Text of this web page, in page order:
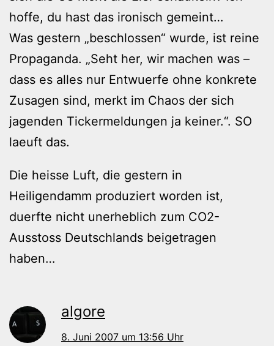
hoffe, du hast das ironisch gemeint…
Was gestern „beschlossen“ wurde, ist reine
Propaganda. „Seht her, wir machen was –
dass es alles nur Entwuerfe ohne konkrete
Zusagen sind, merkt im Chaos der sich
jagenden Tickermeldungen ja keiner.“. SO
laeuft das.
Die heisse Luft, die gestern in
Heiligendamm produziert worden ist,
duerfte nicht unerheblich zum CO2-
Ausstoss Deutschlands beigetragen
haben…
algore
8. Juni 2007 um 13:56 Uhr